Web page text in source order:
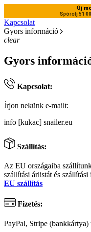
Új
Spórolj 51
Kapcsolat
Gyors információ
clear
Gyors
Kapcsolat:
Írjon nekünk e-mailt:
info [kukac] snailer.eu
Szállítás:
Az EU országaiba
szállítási árlistát és
EU szállítás
Fizetés:
PayPal, Stripe